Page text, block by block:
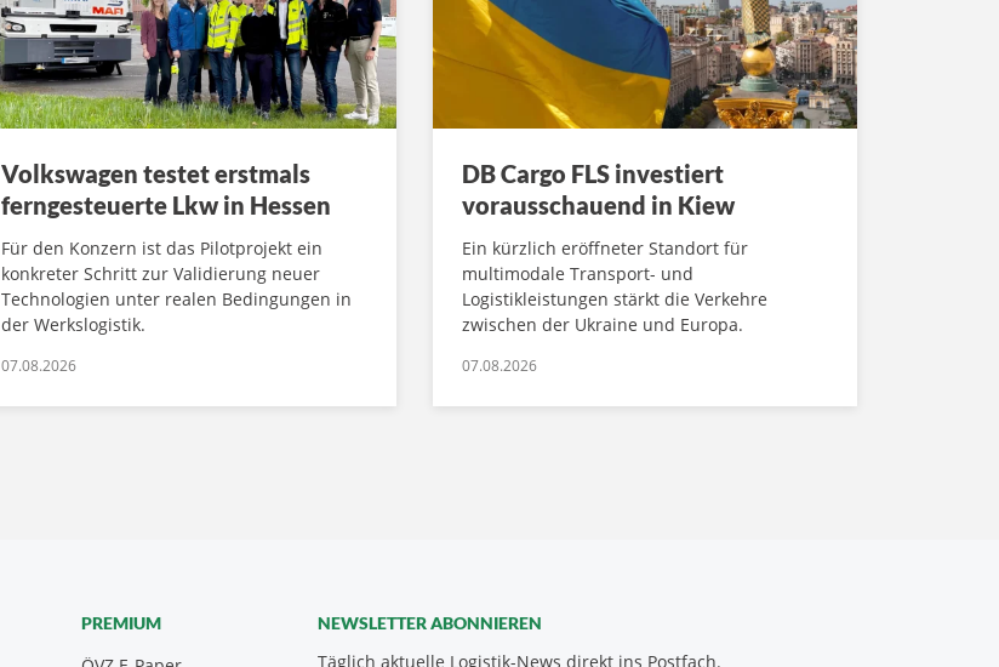
Volkswagen testet erstmals
ferngesteuerte Lkw in Hessen
Für den Konzern ist das Pilotprojekt ein
konkreter Schritt zur Validierung neuer
Technologien unter realen Bedingungen in
der Werkslogistik.
07.08.2026
DB Cargo FLS investiert
vorausschauend in Kiew
Ein kürzlich eröffneter Standort für
multimodale Transport- und
Logistikleistungen stärkt die Verkehre
zwischen der Ukraine und Europa.
07.08.2026
NEWSLETTER ABONNIEREN
Täglich aktuelle Logistik-News direkt ins Postfach.
PREMIUM